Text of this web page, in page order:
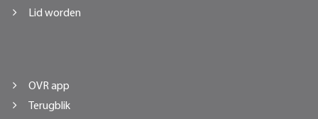
Lid worden
OVR app
Terugblik